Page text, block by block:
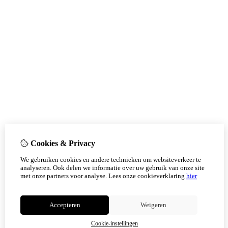
Cookies & Privacy
We gebruiken cookies en andere technieken om websiteverkeer te
analyseren. Ook delen we informatie over uw gebruik van onze site
met onze partners voor analyse. Lees onze cookieverklaring hier
Accepteren Weigeren
Cookie-instellingen